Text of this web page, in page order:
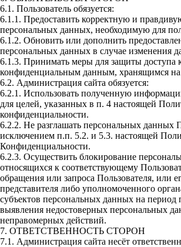
6.1. Пользователь обязуется:
6.1.1. Предоставить корректную и
персональных данных, необходимую для
6.1.2. Обновить или дополнить
персональных данных в случае изменения
6.1.3. Принимать меры для защиты доступа
конфиденциальным данным, хранящимся на
6.2. Администрация сайта обязуется:
6.2.1. Использовать полученную
для целей, указанных в п. 4 настоящей
конфиденциальности.
6.2.2. Не разглашать персональных данных
исключением п.п. 5.2. и 5.3. настоящей
Конфиденциальности.
6.2.3. Осуществить блокирование
относящихся к соответствующему
обращения или запроса Пользователя, или
представителя либо уполномоченного
субъектов персональных данных на период
выявления недостоверных персональных
неправомерных действий.
7. ОТВЕТСТВЕННОСТЬ СТОРОН
7.1. Администрация сайта несёт